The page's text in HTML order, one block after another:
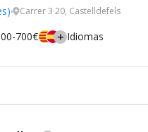
Carrer 3 20, Castelldefels
700€ Idiomas